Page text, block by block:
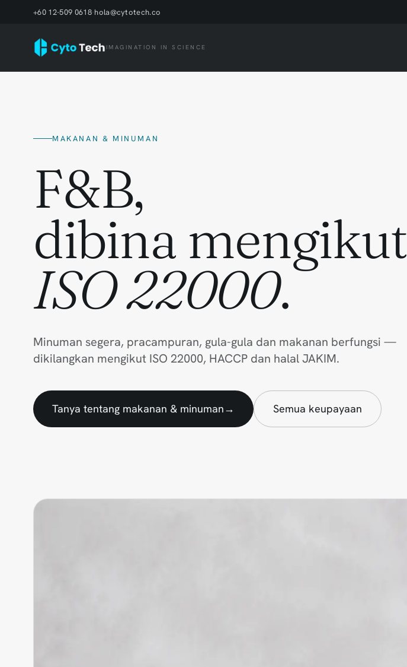
+60 12-509 0618·hola@cytotech.co
IMAGINATION IN SCIENCE
MAKANAN & MINUMAN
F&B,
dibina mengikut
ISO 22000.
Minuman segera, pracampuran, gula-gula dan makanan berfungsi —
dikilangkan mengikut ISO 22000, HACCP dan halal JAKIM.
Tanya tentang makanan & minuman→ Semua keupayaan